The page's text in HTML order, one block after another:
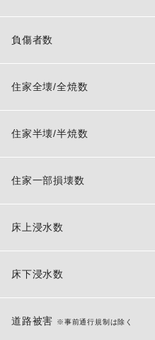
負傷者数
住家全壊/全焼数
住家半壊/半焼数
住家一部損壊数
床上浸水数
床下浸水数
道路被害 ※事前通行規制は除く